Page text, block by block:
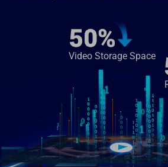
Video Storage Space